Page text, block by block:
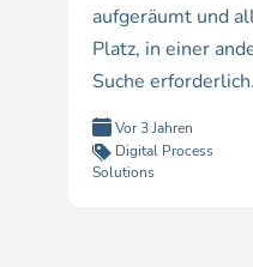
aufgeräumt und
Platz, in einer
Suche
Vor 3 Jahren
Digital Process
Solutions